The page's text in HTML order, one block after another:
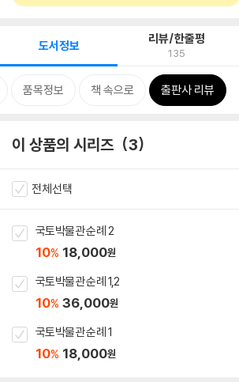
도서정보 리뷰/한줄평
135
품목정보 책 속으로 출판사 리뷰
이 상품의 시리즈 3
전체선택
국토박물관 순례 2
10% 18,000원
국토박물관 순례 1,2
10% 36,000원
국토박물관 순례 1
10% 18,000원